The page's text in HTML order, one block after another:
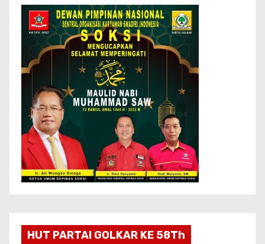
HUT PARTAI GOLKAR KE 58Th